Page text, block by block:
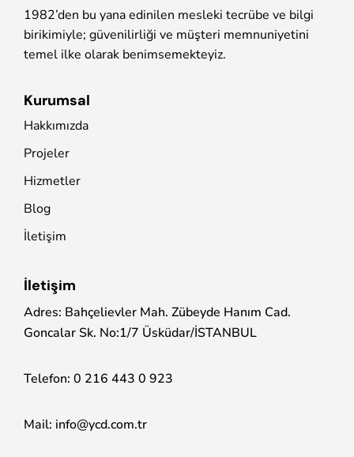
1982’den bu yana edinilen mesleki tecrübe ve bilgi
birikimiyle; güvenilirliği ve müşteri memnuniyetini
temel ilke olarak benimsemekteyiz.
Kurumsal
Hakkımızda
Projeler
Hizmetler
Blog
İletişim
İletişim
Adres: Bahçelievler Mah. Zübeyde Hanım Cad.
Goncalar Sk. No:1/7 Üsküdar/İSTANBUL
Telefon: 0 216 443 0 923
Mail: info@ycd.com.tr